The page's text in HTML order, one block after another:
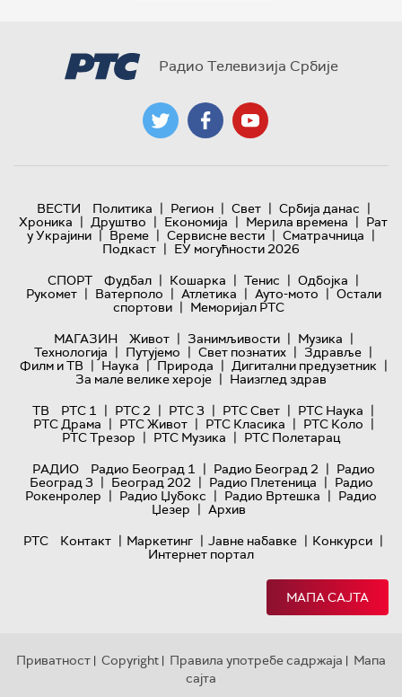
Радио Телевизија Србије
ВЕСТИ Политика | Регион | Свет | Србија данас |
Хроника | Друштво | Економија | Мерила времена | Рат
у Украјини | Време | Сервисне вести | Сматрачница |
Подкаст | ЕУ могућности 2026
СПОРТ
Фудбал | Кошарка | Тенис | Одбојка |
Рукомет | Ватерполо | Атлетика | Ауто-мото | Остали
спортови | Меморијал РТС
МАГАЗИН
Живот | Занимљивости | Музика |
Технологијa | Путујемо | Свет познатих | Здравље |
Филм и ТВ | Наука | Природа | Дигитални предузетник |
За мале велике хероје | Наизглед здрав
ТВ
РТС 1 | РТС 2 | РТС 3 | РТС Свет | РТС Наука |
РТС Драма | РТС Живот | РТС Класика | РТС Коло |
РТС Трезор | РТС Музика | РТС Полетарац
РАДИО
Радио Београд 1 | Радио Београд 2 | Радио
Београд 3 | Београд 202 | Радио Плетеница | Радио
Рокенролер | Радио Џубокс | Радио Вртешка | Радио
Џезер | Архив
РТС
Контакт | Маркетинг | Јавне набавке | Конкурси |
Интернет портал
МАПА САЈТА
Приватност | Copyright | Правила употребе садржаја | Мапа
сајта